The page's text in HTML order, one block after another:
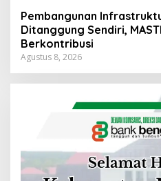
Pembangunan
Ditanggung Sendiri,
Berkontribusi
Agustus 8, 2026